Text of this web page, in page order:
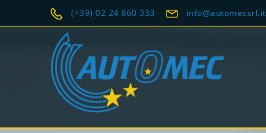
(+39) 02 24 860 333 info@automecsrl.it